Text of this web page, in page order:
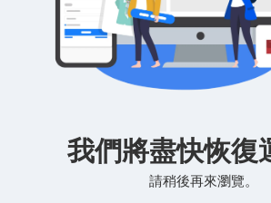
我們將盡快恢復
請稍後再來瀏覽。